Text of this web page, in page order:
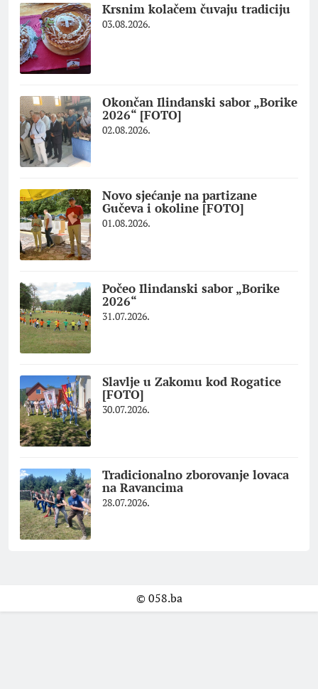
Krsnim kolačem čuvaju tradiciju
03.08.2026.
Okončan Ilindanski sabor „Borike
2026“ [FOTO]
02.08.2026.
Novo sjećanje na partizane
Gučeva i okoline [FOTO]
01.08.2026.
Počeo Ilindanski sabor „Borike
2026“
31.07.2026.
Slavlje u Zakomu kod Rogatice
[FOTO]
30.07.2026.
Tradicionalno zborovanje lovaca
na Ravancima
28.07.2026.
© 058.ba